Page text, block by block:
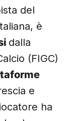
del
è
dalla
(FIGC)
e
ha